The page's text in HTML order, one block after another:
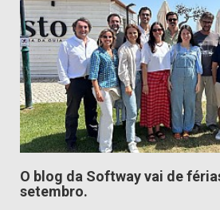
O blog da Softway vai de
setembro.